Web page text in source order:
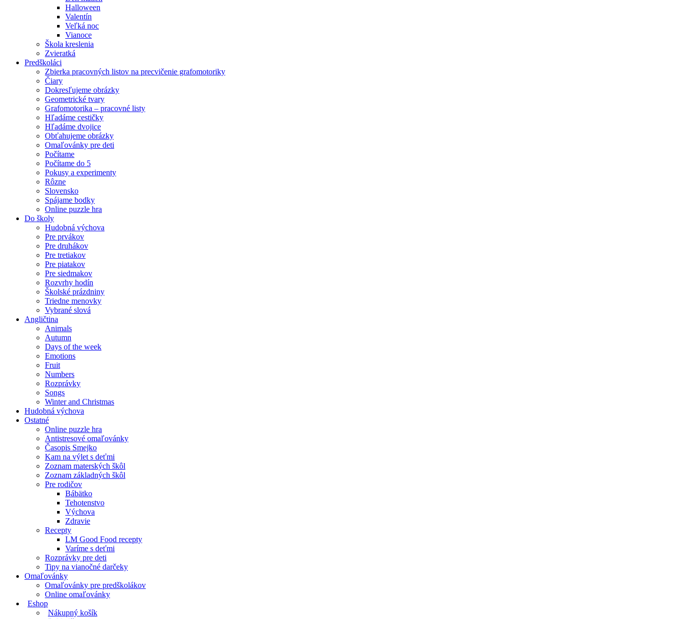
Halloween
Valentín
Veľká noc
Vianoce
Škola kreslenia
Zvieratká
Predškoláci
Zbierka pracovných listov na precvičenie grafomotoriky
Čiary
Dokresľujeme obrázky
Geometrické tvary
Grafomotorika – pracovné listy
Hľadáme cestičky
Hľadáme dvojice
Obťahujeme obrázky
Omaľovánky pre deti
Počítame
Počítame do 5
Pokusy a experimenty
Rôzne
Slovensko
Spájame bodky
Online puzzle hra
Do školy
Hudobná výchova
Pre prvákov
Pre druhákov
Pre tretiakov
Pre piatakov
Pre siedmakov
Rozvrhy hodín
Školské prázdniny
Triedne menovky
Vybrané slová
Angličtina
Animals
Autumn
Days of the week
Emotions
Fruit
Numbers
Rozprávky
Songs
Winter and Christmas
Hudobná výchova
Ostatné
Online puzzle hra
Antistresové omaľovánky
Časopis Smejko
Kam na výlet s deťmi
Zoznam materských škôl
Zoznam základných škôl
Pre rodičov
Bábätko
Tehotenstvo
Výchova
Zdravie
Recepty
LM Good Food recepty
Varíme s deťmi
Rozprávky pre deti
Tipy na vianočné darčeky
Omaľovánky
Omaľovánky pre predškolákov
Online omaľovánky
Eshop
Nákupný košík